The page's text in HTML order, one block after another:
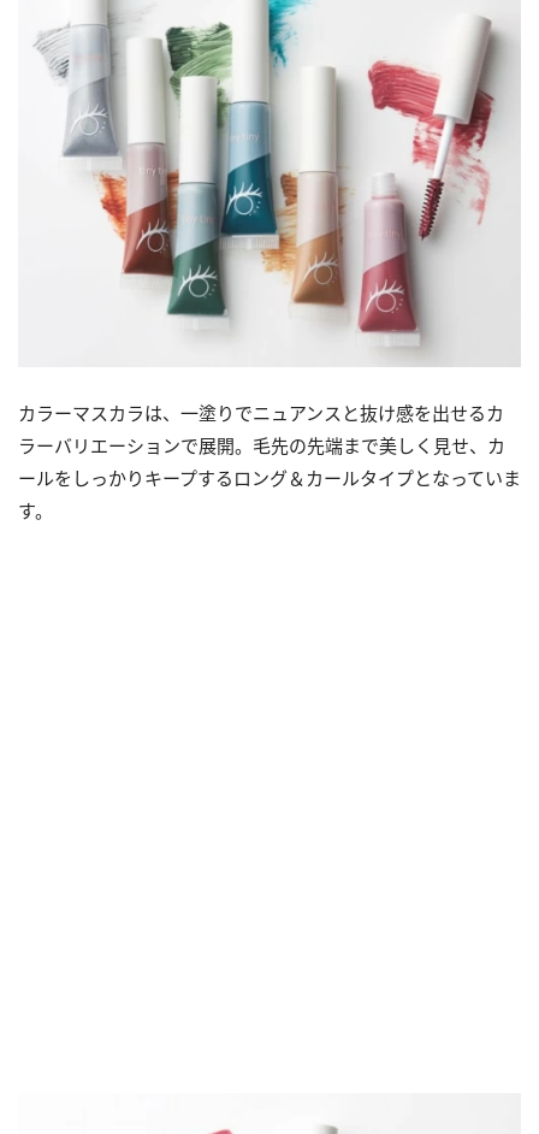
カラーマスカラは、一塗りでニュアンスと抜け感を出せるカ
ラーバリエーションで展開。毛先の先端まで美しく見せ、カ
ールをしっかりキープするロング＆カールタイプとなっていま
す。